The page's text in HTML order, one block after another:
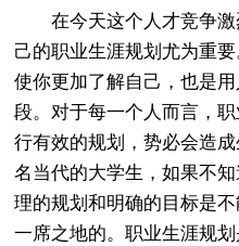
在今天这个人才竞争激
己的职业生涯规划尤为重
使你更加了解自己，也是
段。对于每一个人而言，
行有效的规划，势必会造
名当代的大学生，如果不
理的规划和明确的目标是
一席之地的。职业生涯规